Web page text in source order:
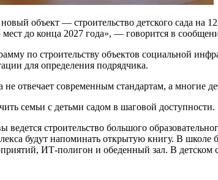
объект — строительство детского сада на
до конца 2027 года», — говорится в
по строительству объектов социальной
для определения подрядчика.
не отвечает современным стандартам, а
семьи с детьми садом в шаговой доступности.
строительство большого
будут напоминать открытую книгу. В
ИТ-полигон и обеденный зал. В детском